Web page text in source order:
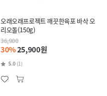
오래오래프로젝트 깨끗한육포 바삭 오
리오돌(150g)
36,900
30%25,900원
5.0 (1)